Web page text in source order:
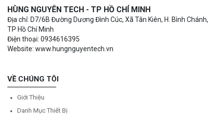
HÙNG NGUYÊN TECH - TP HỒ CHÍ MINH
Địa chỉ: D7/6B Đường Dương Đình Cúc, Xã Tân Kiên, H. Bình Chánh,
TP Hồ Chí Minh
Điện thoại: 0934616395
Website: www.hungnguyentech.vn
VỀ CHÚNG TÔI
Giới Thiệu
Danh Mục Thiết Bị